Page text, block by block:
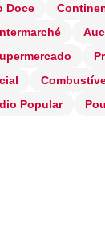
Doce
Popular